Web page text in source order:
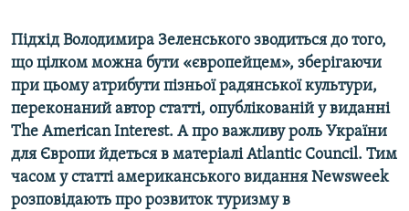
Підхід Володимира Зеленського зводиться до того,
що цілком можна бути «європейцем», зберігаючи
при цьому атрибути пізньої радянської культури,
переконаний автор статті, опублікованій у виданні
The American Interest. А про важливу роль України
для Європи йдеться в матеріаліAtlantic Council. Тим
часом устатті американського видання Newsweek
розповідають про розвиток туризму в